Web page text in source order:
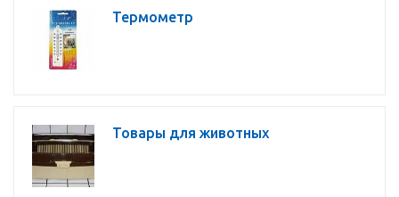
Термометр
Товары для животных